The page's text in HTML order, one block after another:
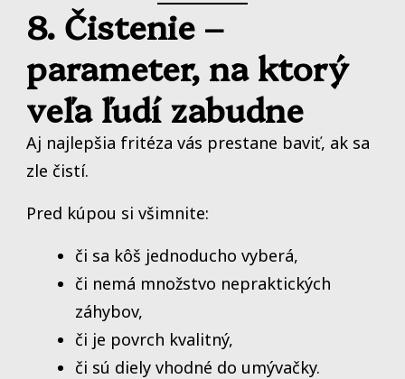
8. Čistenie –
parameter, na ktorý
veľa ľudí zabudne
Aj najlepšia fritéza vás prestane baviť, ak sa
zle čistí.
Pred kúpou si všimnite:
či sa kôš jednoducho vyberá,
či nemá množstvo nepraktických
záhybov,
či je povrch kvalitný,
či sú diely vhodné do umývačky.